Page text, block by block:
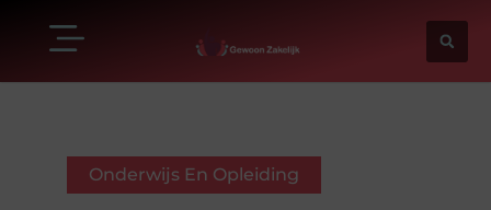
Onderwijs En Opleiding